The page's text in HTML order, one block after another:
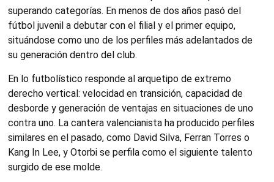
superando categorías. En menos de dos años pasó del
fútbol juvenil a debutar con el filial y el primer equipo,
situándose como uno de los perfiles más adelantados de
su generación dentro del club.
En lo futbolístico responde al arquetipo de extremo
derecho vertical: velocidad en transición, capacidad de
desborde y generación de ventajas en situaciones de uno
contra uno. La cantera valencianista ha producido perfiles
similares en el pasado, como David Silva, Ferran Torres o
Kang In Lee, y Otorbi se perfila como el siguiente talento
surgido de ese molde.